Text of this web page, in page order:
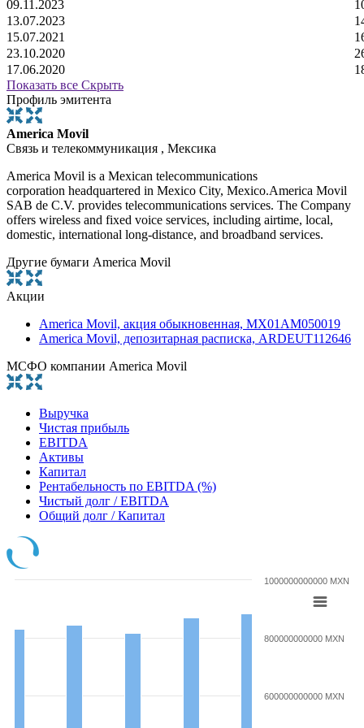
09.11.2023
13.07.2023
15.07.2021
23.10.2020
17.06.2020
Показать все Скрыть
Профиль эмитента
America Movil
Связь и телекоммуникация , Мексика
America Movil is a Mexican telecommunications
corporation headquartered in Mexico City, Mexico.America Movil
SAB de C.V. provides telecommunications services. The Company
offers wireless and fixed voice services, including airtime, local,
domestic, international long-distance, and broadband services.
Другие бумаги America Movil
Акции
America Movil, акция обыкновенная, MX01AM050019
America Movil, депозитарная расписка, ARDEUT112646
МСФО компании America Movil
Выручка
Чистая прибыль
EBITDA
Активы
Капитал
Рентабельность по EBITDA (%)
Чистый долг / EBITDA
Общий долг / Капитал
600000000000 MXN
800000000000 MXN
1000000000000 MXN